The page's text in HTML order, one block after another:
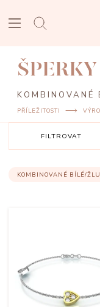
KOMBINOVANÉ
PŘÍLEŽITOSTI
FILTROVAT
KOMBINOVANÉ BÍLÉ/